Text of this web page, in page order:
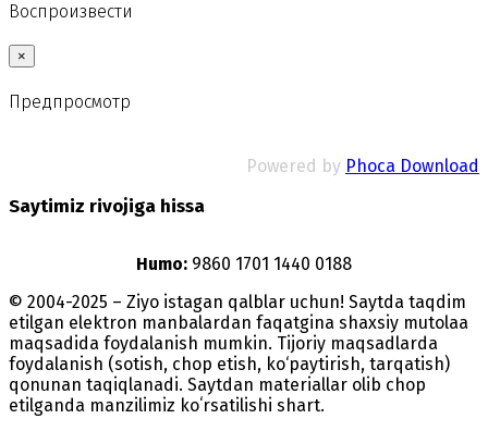
Воспроизвести
×
Предпросмотр
Powered by Phoca Download
Saytimiz rivojiga hissa
Humo: 9860 1701 1440 0188
© 2004-2025 – Ziyo istagan qalblar uchun! Saytda taqdim
etilgan elektron manbalardan faqatgina shaxsiy mutolaa
maqsadida foydalanish mumkin. Tijoriy maqsadlarda
foydalanish (sotish, chop etish, ko‘paytirish, tarqatish)
qonunan taqiqlanadi. Saytdan materiallar olib chop
etilganda manzilimiz koʻrsatilishi shart.